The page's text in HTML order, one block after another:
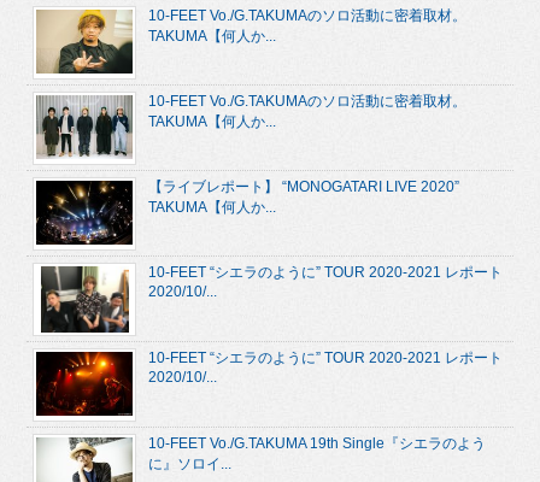
10-FEET Vo./G.TAKUMAのソロ活動に密着取材。
TAKUMA【何人か...
10-FEET Vo./G.TAKUMAのソロ活動に密着取材。
TAKUMA【何人か...
【ライブレポート】 “MONOGATARI LIVE 2020”
TAKUMA【何人か...
10-FEET “シエラのように” TOUR 2020-2021 レポート
2020/10/...
10-FEET “シエラのように” TOUR 2020-2021 レポート
2020/10/...
10-FEET Vo./G.TAKUMA 19th Single『シエラのよう
に』ソロイ...